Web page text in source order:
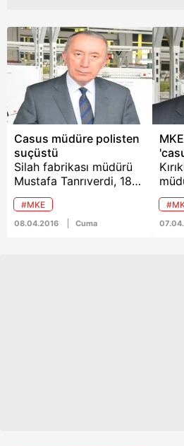
Casus müdüre polisten
suçüstü
Silah fabrikası müdürü
Mustafa Tanrıverdi, 18
milyon dolarlık Milli
Piyade Tüfeği projesini
satmak isterken suçüstü
#MKE
08.04.2016 Cuma